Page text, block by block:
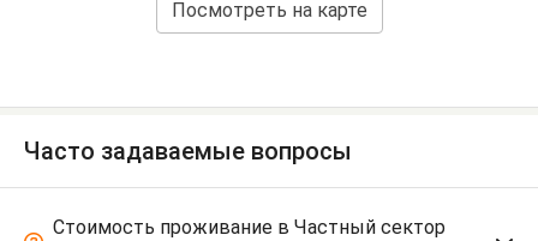
Посмотреть на карте
Часто задаваемые вопросы
Стоимость проживание в Частный сектор